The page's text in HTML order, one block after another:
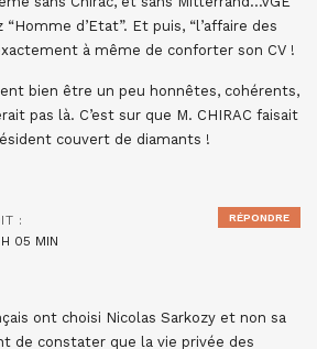
d’Etat”. Et puis, “l’affaire des
à même de conforter son CV !
bien être un peu honnêtes, cohérents,
pas là. C’est sur que M. CHIRAC faisait
couvert de diamants !
:
05 MIN
ont choisi Nicolas Sarkozy et non sa
de constater que la vie privée des
RÉPONDRE